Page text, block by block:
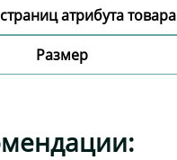
атрибута товара
Размер